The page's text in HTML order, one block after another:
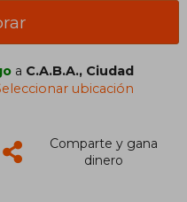
a C.A.B.A., Ciudad
ubicación
Comparte y gana
dinero